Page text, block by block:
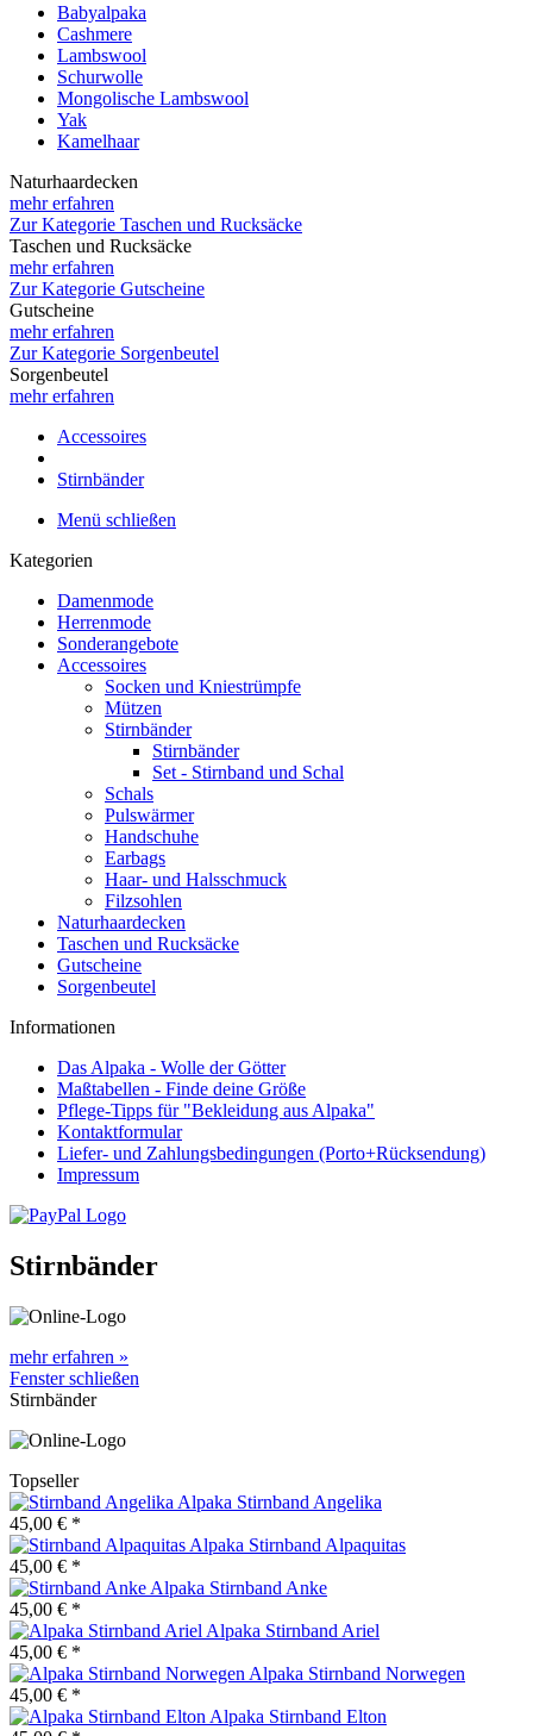
Babyalpaka
Cashmere
Lambswool
Schurwolle
Mongolische Lambswool
Yak
Kamelhaar
Naturhaardecken
mehr erfahren
Zur Kategorie Taschen und Rucksäcke
Taschen und Rucksäcke
mehr erfahren
Zur Kategorie Gutscheine
Gutscheine
mehr erfahren
Zur Kategorie Sorgenbeutel
Sorgenbeutel
mehr erfahren
Accessoires
Stirnbänder
Menü schließen
Kategorien
Damenmode
Herrenmode
Sonderangebote
Accessoires
Socken und Kniestrümpfe
Mützen
Stirnbänder
Stirnbänder
Set - Stirnband und Schal
Schals
Pulswärmer
Handschuhe
Earbags
Haar- und Halsschmuck
Filzsohlen
Naturhaardecken
Taschen und Rucksäcke
Gutscheine
Sorgenbeutel
Informationen
Das Alpaka - Wolle der Götter
Maßtabellen - Finde deine Größe
Pflege-Tipps für "Bekleidung aus Alpaka"
Kontaktformular
Liefer- und Zahlungsbedingungen (Porto+Rücksendung)
Impressum
Stirnbänder
mehr erfahren »
Fenster schließen
Stirnbänder
Topseller
Alpaka Stirnband Angelika
45,00 € *
Alpaka Stirnband Alpaquitas
45,00 € *
Alpaka Stirnband Anke
45,00 € *
Alpaka Stirnband Ariel
45,00 € *
Alpaka Stirnband Norwegen
45,00 € *
Alpaka Stirnband Elton